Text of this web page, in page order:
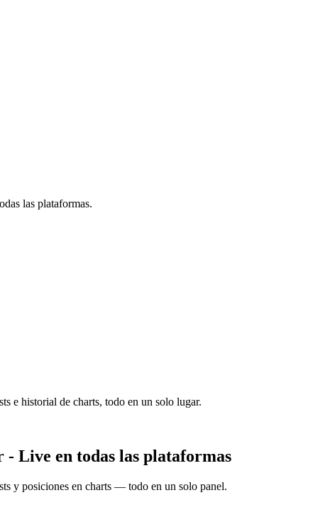
las plataformas.
e historial de charts, todo en un solo lugar.
Live en todas las plataformas
y posiciones en charts — todo en un solo panel.